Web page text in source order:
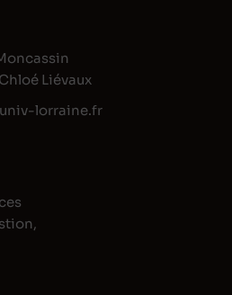
Liévaux
lorraine.fr